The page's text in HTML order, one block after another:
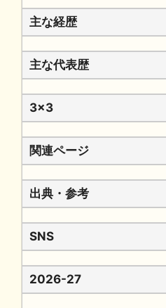
主な経歴
主な代表歴
3x3
関連ページ
出典・参考
SNS
2026-27